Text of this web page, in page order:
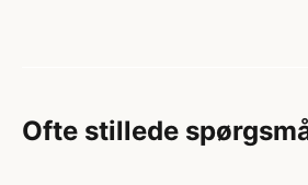
Ofte stillede